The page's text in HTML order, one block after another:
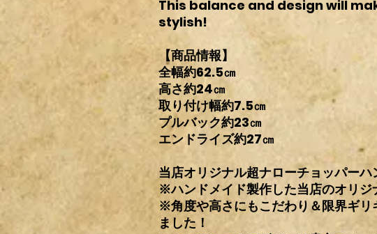
This balance and design will
stylish!
【商品情報】
全幅約62.5㎝
高さ約24㎝
取り付け幅約7.5㎝
プルバック約23㎝
エンドライズ約27㎝
当店オリジナル超ナローチョッパーハ
※ハンドメイド製作した当店のオリジ
※角度や高さにもこだわり＆限界ギリ
ました！